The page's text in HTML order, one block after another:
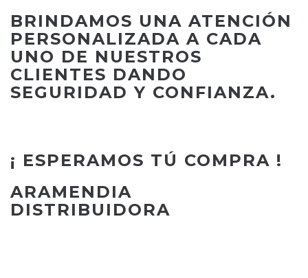
BRINDAMOS UNA ATENCIÓN
PERSONALIZADA A CADA
UNO DE NUESTROS
CLIENTES DANDO
SEGURIDAD Y CONFIANZA.
¡ ESPERAMOS TÚ COMPRA !
ARAMENDIA
DISTRIBUIDORA